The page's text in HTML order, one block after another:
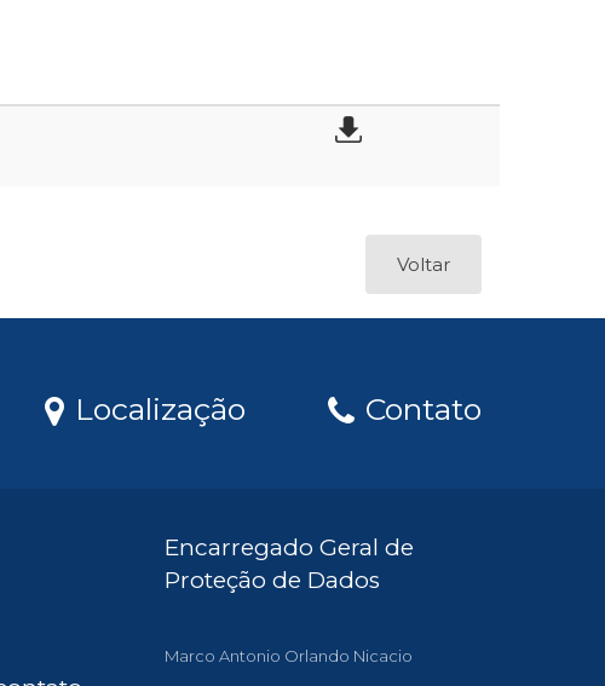
Voltar
Localização Contato
Encarregado Geral de
Proteção de Dados
Marco Antonio Orlando Nicacio